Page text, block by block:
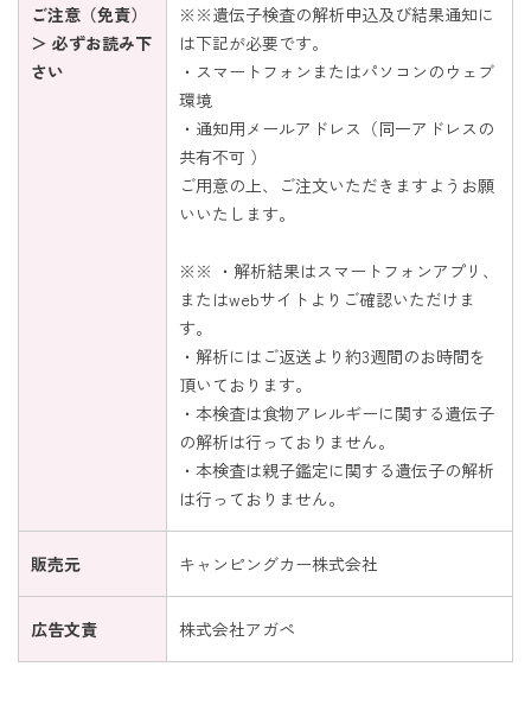
ご注意（免責）
＞ 必ずお読み下
さい
※※遺伝子検査の解析申込及び結果通知に
は下記が必要です。
・スマートフォンまたはパソコンのウェブ
環境
・通知用メールアドレス（同一アドレスの
共有不可 ）
ご用意の上、ご注文いただきますようお願
いいたします。
※※ ・解析結果はスマートフォンアプリ、
またはwebサイトよりご確認いただけま
す。
・解析にはご返送より約3週間のお時間を
頂いております。
・本検査は食物アレルギーに関する遺伝子
の解析は行っておりません。
・本検査は親子鑑定に関する遺伝子の解析
は行っておりません。
販売元 キャンピングカー株式会社
広告文責 株式会社アガペ